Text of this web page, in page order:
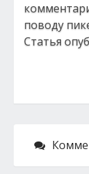
поводу
Статья